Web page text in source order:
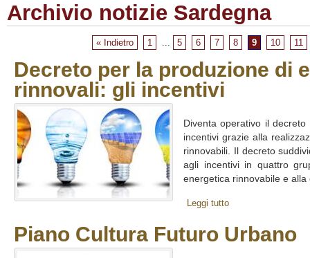
Archivio notizie Sardegna
« Indietro 1 ... 5 6 7 8 9 10 11
Decreto per la produzione di
rinnovali: gli incentivi
Diventa operativo il
incentivi grazie alla
rinnovabili. Il decreto
agli incentivi in quattro
energetica rinnovabile e alla
Leggi tutto
Piano Cultura Futuro Urbano